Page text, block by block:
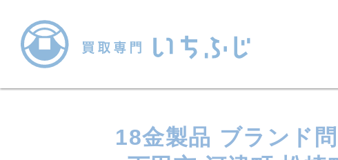
18金製品 ブランド